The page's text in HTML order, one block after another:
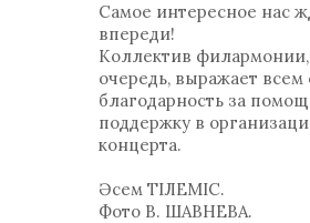
Самое интересное нас
впереди!
Коллектив
очередь, выражает
благодарность за
поддержку в
концерта.
Әсем ТІЛЕМІС.
Фото В. ШАВНЕВА.